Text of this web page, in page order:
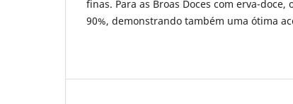
finas. Para as Broas Doces com erva-doce,
90%, demonstrando também uma ótima